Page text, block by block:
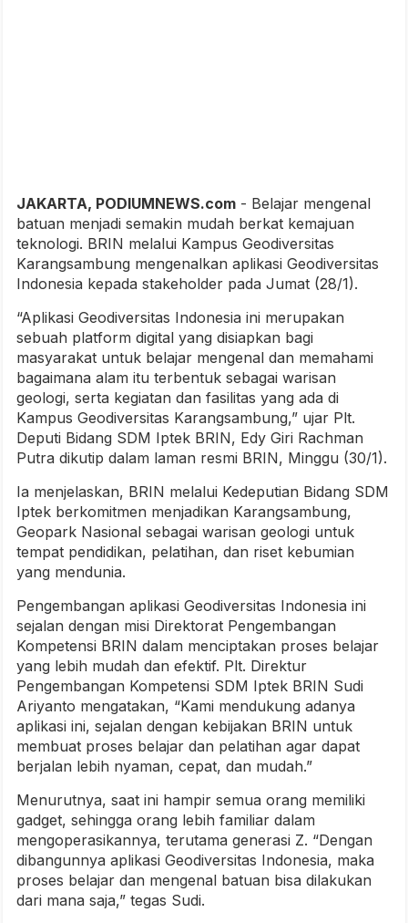
JAKARTA, PODIUMNEWS.com - Belajar mengenal
batuan menjadi semakin mudah berkat kemajuan
teknologi. BRIN melalui Kampus Geodiversitas
Karangsambung mengenalkan aplikasi Geodiversitas
Indonesia kepada stakeholder pada Jumat (28/1).
“Aplikasi Geodiversitas Indonesia ini merupakan
sebuah platform digital yang disiapkan bagi
masyarakat untuk belajar mengenal dan memahami
bagaimana alam itu terbentuk sebagai warisan
geologi, serta kegiatan dan fasilitas yang ada di
Kampus Geodiversitas Karangsambung,” ujar Plt.
Deputi Bidang SDM Iptek BRIN, Edy Giri Rachman
Putra dikutip dalam laman resmi BRIN, Minggu (30/1).
Ia menjelaskan, BRIN melalui Kedeputian Bidang SDM
Iptek berkomitmen menjadikan Karangsambung,
Geopark Nasional sebagai warisan geologi untuk
tempat pendidikan, pelatihan, dan riset kebumian
yang mendunia.
Pengembangan aplikasi Geodiversitas Indonesia ini
sejalan dengan misi Direktorat Pengembangan
Kompetensi BRIN dalam menciptakan proses belajar
yang lebih mudah dan efektif. Plt. Direktur
Pengembangan Kompetensi SDM Iptek BRIN Sudi
Ariyanto mengatakan, “Kami mendukung adanya
aplikasi ini, sejalan dengan kebijakan BRIN untuk
membuat proses belajar dan pelatihan agar dapat
berjalan lebih nyaman, cepat, dan mudah.”
Menurutnya, saat ini hampir semua orang memiliki
gadget, sehingga orang lebih familiar dalam
mengoperasikannya, terutama generasi Z. “Dengan
dibangunnya aplikasi Geodiversitas Indonesia, maka
proses belajar dan mengenal batuan bisa dilakukan
dari mana saja,” tegas Sudi.